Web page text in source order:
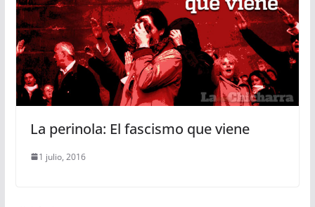
La perinola: El fascismo que viene
1 julio, 2016